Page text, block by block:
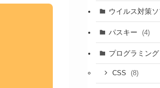
ウイルス対策ソ
パスキー (4)
プログラミング
CSS (8)